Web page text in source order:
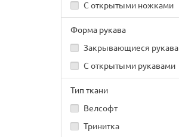
С открытыми ножками
Форма рукава
Закрывающиеся рукава
С открытыми рукавами
Тип ткани
Велсофт
Тринитка